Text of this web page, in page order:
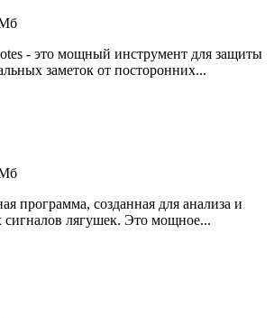
- это мощный инструмент для защиты
заметок от посторонних...
программа, созданная для анализа и
сигналов лягушек. Это мощное...